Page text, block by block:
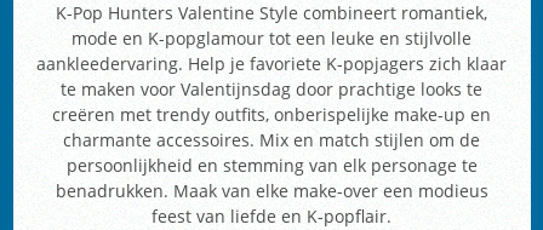
K-Pop Hunters Valentine Style combineert romantiek,
mode en K-popglamour tot een leuke en stijlvolle
aankleedervaring. Help je favoriete K-popjagers zich klaar
te maken voor Valentijnsdag door prachtige looks te
creëren met trendy outfits, onberispelijke make-up en
charmante accessoires. Mix en match stijlen om de
persoonlijkheid en stemming van elk personage te
benadrukken. Maak van elke make-over een modieus
feest van liefde en K-popflair.